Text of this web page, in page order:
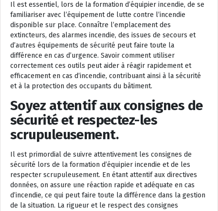
Il est essentiel, lors de la formation d’équipier incendie, de se
familiariser avec l’équipement de lutte contre l’incendie
disponible sur place. Connaître l’emplacement des
extincteurs, des alarmes incendie, des issues de secours et
d’autres équipements de sécurité peut faire toute la
différence en cas d’urgence. Savoir comment utiliser
correctement ces outils peut aider à réagir rapidement et
efficacement en cas d’incendie, contribuant ainsi à la sécurité
et à la protection des occupants du bâtiment.
Soyez attentif aux consignes de
sécurité et respectez-les
scrupuleusement.
Il est primordial de suivre attentivement les consignes de
sécurité lors de la formation d’équipier incendie et de les
respecter scrupuleusement. En étant attentif aux directives
données, on assure une réaction rapide et adéquate en cas
d’incendie, ce qui peut faire toute la différence dans la gestion
de la situation. La rigueur et le respect des consignes